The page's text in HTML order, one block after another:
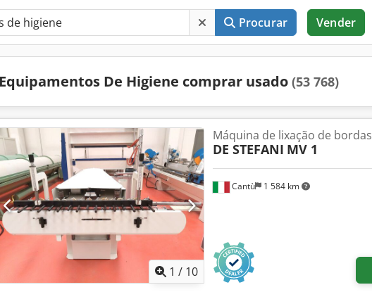
Procurar Vender
De Higiene comprar usado (53 768)
1 / 10
Cantù 1 584 km
Máquina de lixação de bordas
DE STEFANI MV 1